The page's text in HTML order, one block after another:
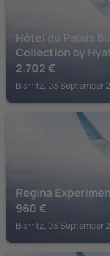
Hôtel du Palais
Collection by
2.702 €
Biarritz, 03 September
Regina
960 €
Biarritz, 03 September